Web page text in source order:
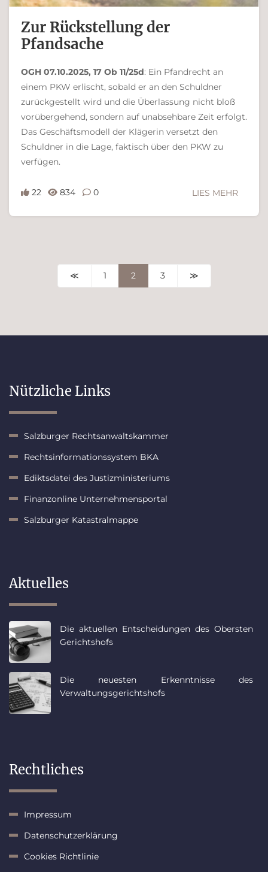
Zur Rückstellung der
Pfandsache
OGH 07.10.2025, 17 Ob 11/25d: Ein Pfandrecht an
einem PKW erlischt, sobald er an den Schuldner
zurückgestellt wird und die Überlassung nicht bloß
vorübergehend, sondern auf unabsehbare Zeit erfolgt.
Das Geschäftsmodell der Klägerin versetzt den
Schuldner in die Lage, faktisch über den PKW zu
verfügen.
22 834 0 LIES MEHR
≪ 1 2 3 ≫
Nützliche Links
Salzburger Rechtsanwaltskammer
Rechtsinformationssystem BKA
Ediktsdatei des Justizministeriums
Finanzonline Unternehmensportal
Salzburger Katastralmappe
Aktuelles
Die aktuellen Entscheidungen des Obersten
Gerichtshofs
Die neuesten Erkenntnisse des
Verwaltungsgerichtshofs
Rechtliches
Impressum
Datenschutzerklärung
Cookies Richtlinie